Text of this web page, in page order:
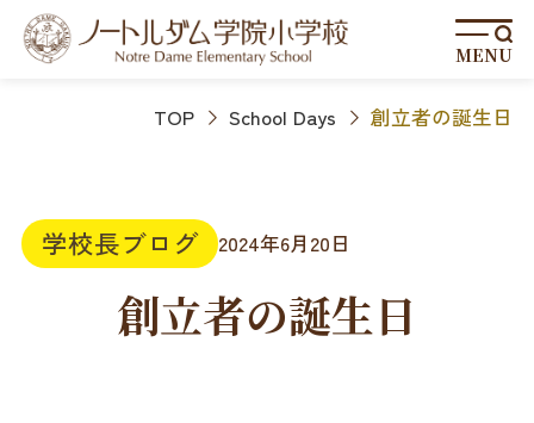
MENU
TOP School Days 創立者の誕生日
学校長ブログ 2024年6月20日
創立者の誕生日